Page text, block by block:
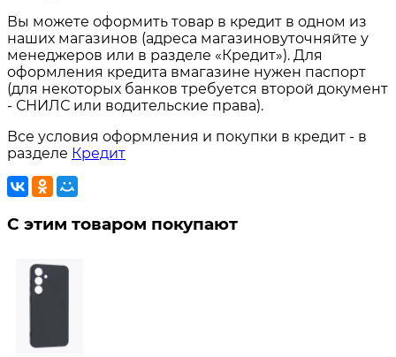
Вы можете оформить товар в кредит в одном из
наших магазинов (адреса магазиновуточняйте у
менеджеров или в разделе «Кредит»). Для
оформления кредита вмагазине нужен паспорт
(для некоторых банков требуется второй документ
- СНИЛС или водительские права).
Все условия оформления и покупки в кредит - в
разделе Кредит
С этим товаром покупают